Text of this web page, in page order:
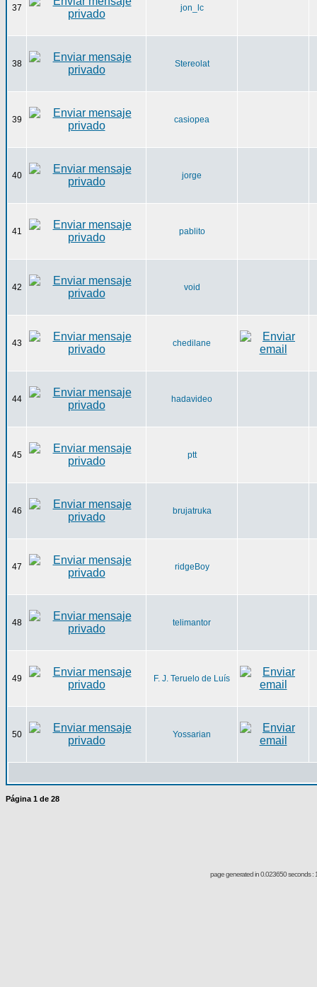
37 jon_lc
38 Stereolat
39 casiopea
40 jorge
41 pablito
42 void
43 chedilane
44 hadavideo
45 ptt
46 brujatruka
47 ridgeBoy
48 telimantor
49 F. J. Teruelo de Luís
50 Yossarian
Página 1 de 28
page generated in 0.023650 seconds :